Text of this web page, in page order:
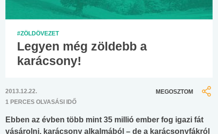
#ZÖLDÖVEZET
Legyen még zöldebb a
karácsony!
2013.12.22.
1 PERCES OLVASÁSI IDŐ
MEGOSZTOM
Ebben az évben több mint 35 millió ember fog igazi fát
vásárolni, karácsony alkalmából – de a karácsonyfákról